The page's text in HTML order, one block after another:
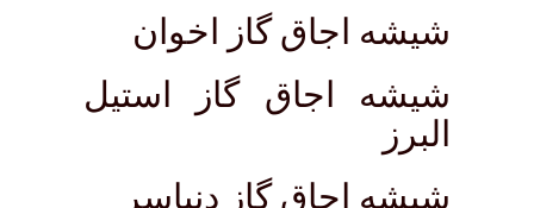
شیشه اجاق گاز اخوان
شیشه اجاق گاز استیل
البرز
شیشه اجاق گاز دنپاسر